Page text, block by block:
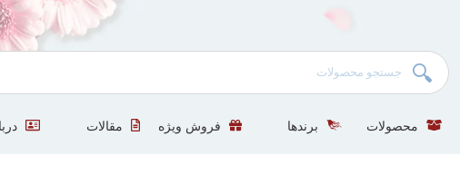
محصولات برندها فروش ویژه مقالات